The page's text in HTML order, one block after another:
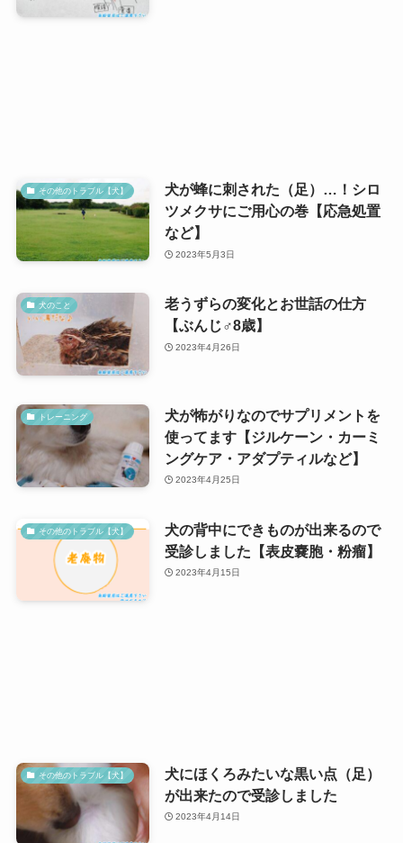
その他のトラブル【犬】
犬が蜂に刺された（足）…！シロ
ツメクサにご用心の巻【応急処置
など】
2023年5月3日
犬のこと
老うずらの変化とお世話の仕方
【ぶんじ♂8歳】
2023年4月26日
トレーニング
犬が怖がりなのでサプリメントを
使ってます【ジルケーン・カーミ
ングケア・アダプティルなど】
2023年4月25日
その他のトラブル【犬】
犬の背中にできものが出来るので
受診しました【表皮嚢胞・粉瘤】
2023年4月15日
その他のトラブル【犬】
犬にほくろみたいな黒い点（足）
が出来たので受診しました
2023年4月14日